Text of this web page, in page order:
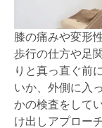
膝の痛みや変形
歩行の仕方や足
りと真っ直ぐ前
いか、外側に入
かの検査をして
け出しアプロー